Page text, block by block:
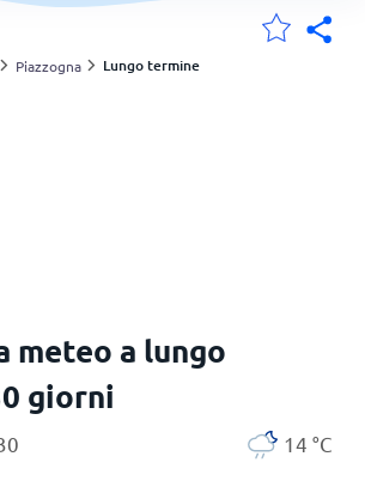
Piazzogna Lungo termine
meteo a lungo
giorni
14 °C